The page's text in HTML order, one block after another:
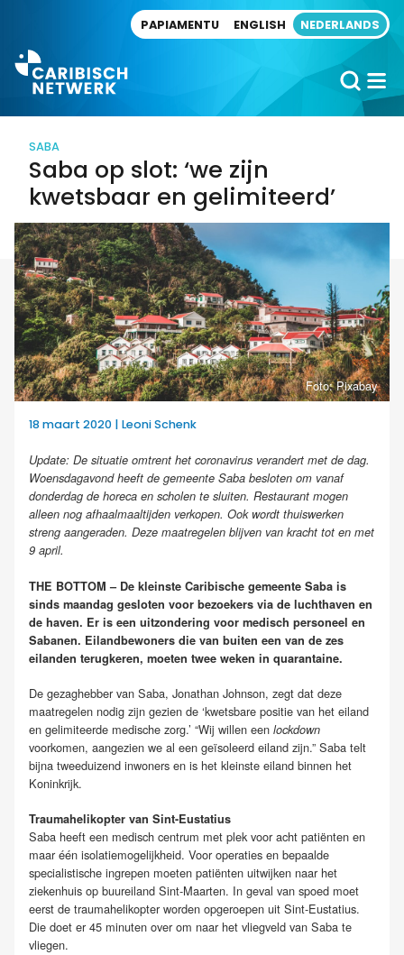
PAPIAMENTU ENGLISH NEDERLANDS
SABA
Saba op slot: ‘we zijn
kwetsbaar en gelimiteerd’
Foto: Pixabay
18 maart 2020 | Leoni Schenk
Update: De situatie omtrent het coronavirus verandert met de dag.
Woensdagavond heeft de gemeente Saba besloten om vanaf
donderdag de horeca en scholen te sluiten. Restaurant mogen
alleen nog afhaalmaaltijden verkopen. Ook wordt thuiswerken
streng aangeraden. Deze maatregelen blijven van kracht tot en met
9 april.
THE BOTTOM – De kleinste Caribische gemeente Saba is
sinds maandag gesloten voor bezoekers via de luchthaven en
de haven. Er is een uitzondering voor medisch personeel en
Sabanen. Eilandbewoners die van buiten een van de zes
eilanden terugkeren, moeten twee weken in quarantaine.
De gezaghebber van Saba, Jonathan Johnson, zegt dat deze
maatregelen nodig zijn gezien de ‘kwetsbare positie van het eiland
en gelimiteerde medische zorg.’ “Wij willen een lockdown
voorkomen, aangezien we al een geïsoleerd eiland zijn.” Saba telt
bijna tweeduizend inwoners en is het kleinste eiland binnen het
Koninkrijk.
Traumahelikopter van Sint-Eustatius
Saba heeft een medisch centrum met plek voor acht patiënten en
maar één isolatiemogelijkheid. Voor operaties en bepaalde
specialistische ingrepen moeten patiënten uitwijken naar het
ziekenhuis op buureiland Sint-Maarten. In geval van spoed moet
eerst de traumahelikopter worden opgeroepen uit Sint-Eustatius.
Die doet er 45 minuten over om naar het vliegveld van Saba te
vliegen.